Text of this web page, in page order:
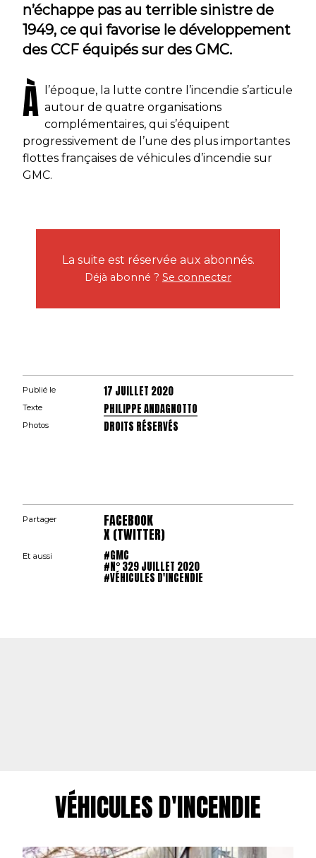
n’échappe pas au terrible sinistre de
1949, ce qui favorise le développement
des CCF équipés sur des GMC.
À
l’époque, la lutte contre l’incendie s’articule
autour de quatre organisations
complémentaires, qui s’équipent
progressivement de l’une des plus importantes
flottes françaises de véhicules d’incendie sur
GMC.
La suite est réservée aux abonnés.
Déjà abonné ? Se connecter
Publié le 17 JUILLET 2020
Texte PHILIPPE ANDAGNOTTO
Photos DROITS RÉSERVÉS
Partager FACEBOOK
X (TWITTER)
Et aussi #GMC
#N° 329 JUILLET 2020
#VÉHICULES D'INCENDIE
VÉHICULES D'INCENDIE